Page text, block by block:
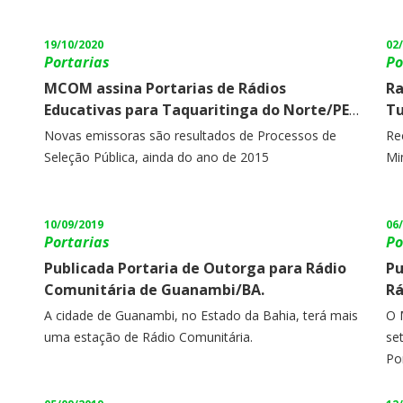
19/10/2020
Portarias
MCOM assina Portarias de Rádios
Educativas para Taquaritinga do Norte/PE
e Paracuru/CE.
Novas emissoras são resultados de Processos de
Seleção Pública, ainda do ano de 2015
10/09/2019
Portarias
Publicada Portaria de Outorga para Rádio
Comunitária de Guanambi/BA.
A cidade de Guanambi, no Estado da Bahia, terá mais
uma estação de Rádio Comunitária.
O